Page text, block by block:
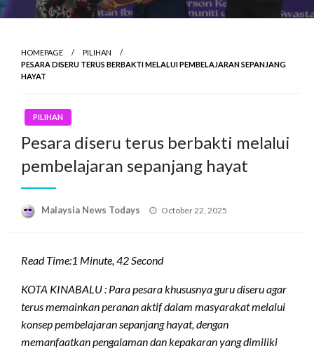
HOMEPAGE
PILIHAN
PESARA DISERU TERUS BERBAKTI MELALUI PEMBELAJARAN SEPANJANG
HAYAT
PILIHAN
Pesara diseru terus berbakti melalui
pembelajaran sepanjang hayat
Malaysia News Todays
Posted
October 22, 2025
Read Time:1 Minute, 42 Second
KOTA KINABALU : Para pesara khususnya guru diseru agar
terus memainkan peranan aktif dalam masyarakat melalui
konsep pembelajaran sepanjang hayat, dengan
memanfaatkan pengalaman dan kepakaran yang dimiliki